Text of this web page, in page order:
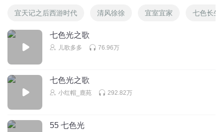
宜天记之后西游时代 清风徐徐 宜室宜家 七色长生
七色光之歌
儿歌多多 76.96万
七色光之歌
小红帽_鹿苑 292.82万
55 七色光